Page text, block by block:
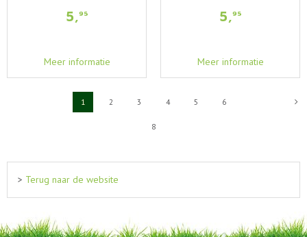
5,95
Meer informatie
5,95
Meer informatie
1 2 3 4 5 6
8
> Terug naar de website